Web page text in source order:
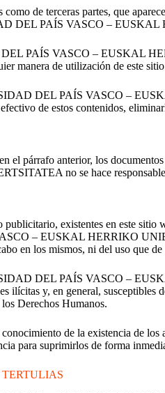
de terceras partes, que
DEL PAÍS VASCO – EUSKAL
PAÍS VASCO – EUSKAL
manera de utilización de este
DEL PAÍS VASCO –
de estos contenidos,
el párrafo anterior, los
no se hace responsable,
publicitario, existentes en este
– EUSKAL HERRIKO
en los mismos, ni del uso que
DEL PAÍS VASCO –
ilícitas y, en general,
Derechos Humanos.
conocimiento de la existencia
para suprimirlos de forma
TERTULIAS